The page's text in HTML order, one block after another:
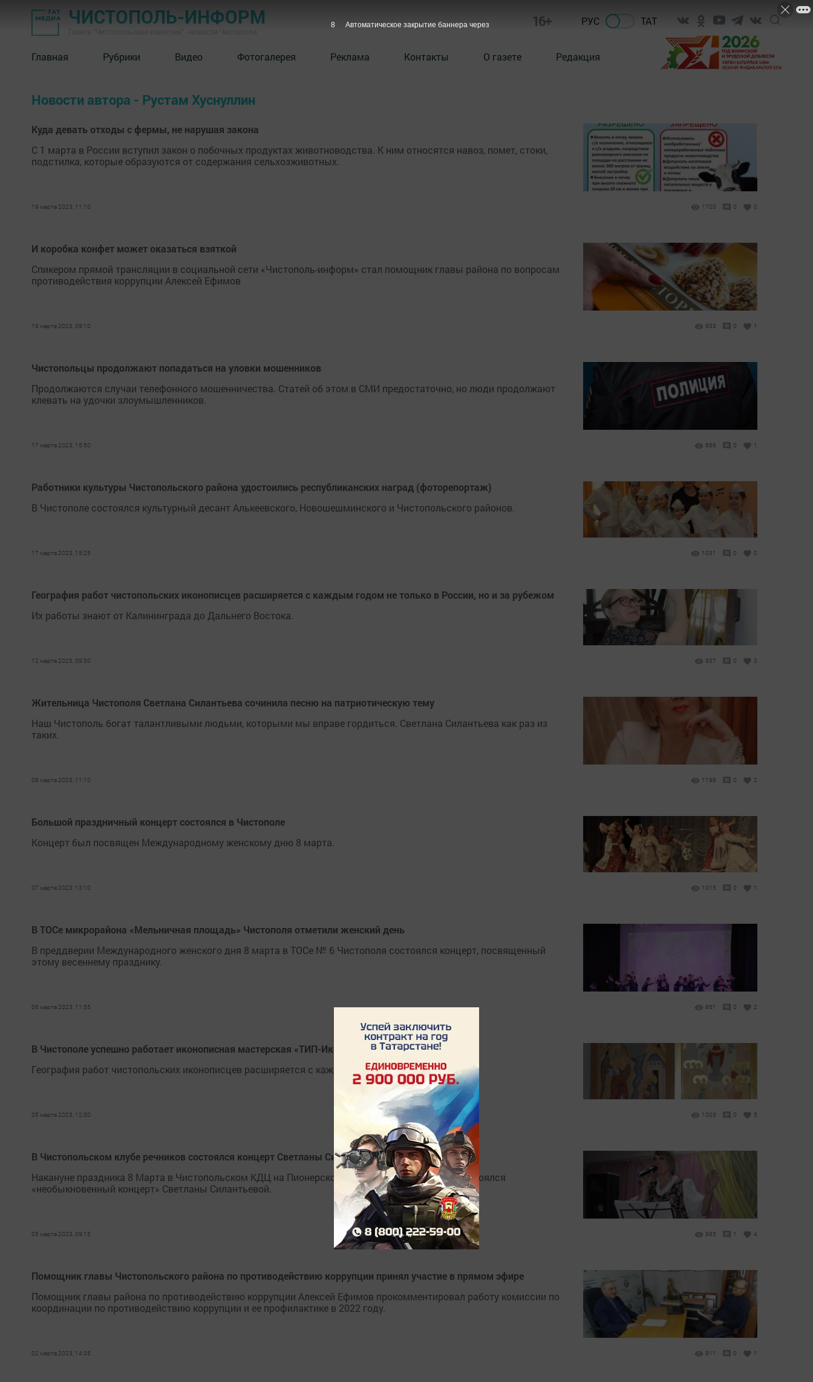
ЧИСТОПОЛЬ-ИНФОРМ 16+ РУС ТАТ
Главная Рубрики Видео Фотогалерея Реклама Контакты О газете Редакция
Новости автора - Рустам Хуснуллин
Куда девать отходы с фермы, не нарушая закона
С 1 марта в России вступил закон о побочных продуктах животноводства. К ним относятся навоз, помет, стоки,
подстилка, которые образуются от содержания сельхозживотных.
19 марта 2023, 11:10 1703 0 0
И коробка конфет может оказаться взяткой
Спикером прямой трансляции в социальной сети «Чистополь-информ» стал помощник главы района по вопросам
противодействия коррупции Алексей Ефимов
19 марта 2023, 09:10 933 0 1
Чистопольцы продолжают попадаться на уловки мошенников
Продолжаются случаи телефонного мошенничества. Статей об этом в СМИ предостаточно, но люди продолжают
клевать на удочки злоумышленников.
17 марта 2023, 15:50 866 0 1
Работники культуры Чистопольского района удостоились республиканских наград (фоторепортаж)
В Чистополе состоялся культурный десант Алькеевского, Новошешминского и Чистопольского районов.
17 марта 2023, 15:25 1031 0 0
География работ чистопольских иконописцев расширяется с каждым годом не только в России, но и за рубежом
Их работы знают от Калининграда до Дальнего Востока.
12 марта 2023, 09:50 937 0 3
Жительница Чистополя Светлана Силантьева сочинила песню на патриотическую тему
Наш Чистополь богат талантливыми людьми, которыми мы вправе гордиться. Светлана Силантьева как раз из
таких.
08 марта 2023, 11:10 1198 0 2
Большой праздничный концерт состоялся в Чистополе
Концерт был посвящен Международному женскому дню 8 марта.
07 марта 2023, 13:10 1015 0 1
В ТОСе микрорайона «Мельничная площадь» Чистополя отметили женский день
В преддверии Международного женского дня 8 марта в ТОСе № 6 Чистополя состоялся концерт, посвященный
этому весеннему празднику.
06 марта 2023, 11:55 861 0 2
В Чистополе успешно работает иконописная мастерская «ТИП-Икон»
География работ чистопольских иконописцев расширяется с каждым годом.
05 марта 2023, 12:30 1003 0 5
В Чистопольском клубе речников состоялся концерт Светланы Силантьевой
Накануне праздника 8 Марта в Чистопольском КДЦ на Пионерской (бывший клуб речников) состоялся
«необыкновенный концерт» Светланы Силантьевой.
05 марта 2023, 09:15 985 1 4
Помощник главы Чистопольского района по противодействию коррупции принял участие в прямом эфире
Помощник главы района по противодействию коррупции Алексей Ефимов прокомментировал работу комиссии по
координации по противодействию коррупции и ее профилактике в 2022 году.
02 марта 2023, 14:35 811 0 1
7 Автоматическое закрытие баннера через